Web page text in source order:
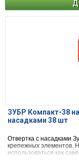
ЗУБР Компакт-38
насадками 38 шт
Отвертка с насадками
крепежных элементов.
использоваться как